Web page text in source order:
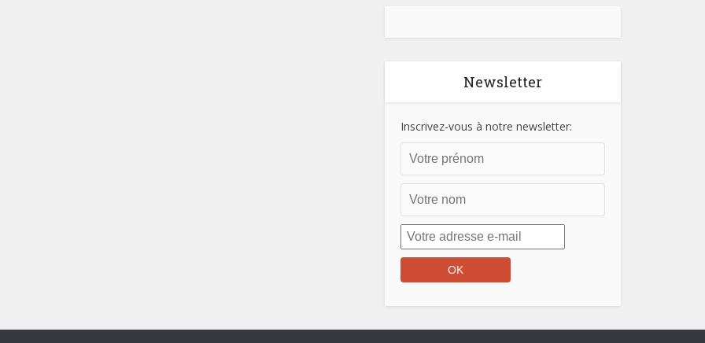
Newsletter
Inscrivez-vous à notre newsletter: